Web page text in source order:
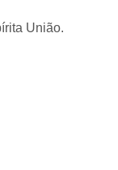
União.